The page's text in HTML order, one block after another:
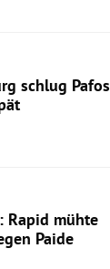
schlug Pafos
Rapid mühte
Paide